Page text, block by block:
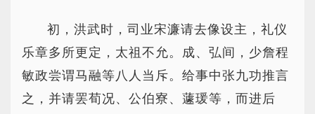
初，洪武时，司业宋濂请去像设主，礼仪
乐章多所更定，太祖不允。成、弘间，少詹程
敏政尝谓马融等八人当斥。给事中张九功推言
之，并请罢荀况、公伯寮、蘧瑗等，而进后